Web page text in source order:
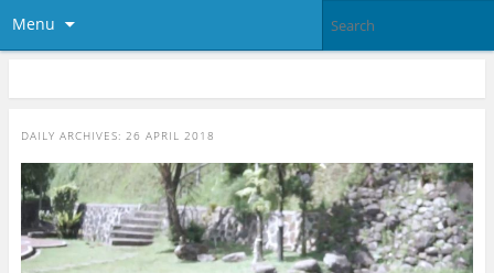
Menu
DAILY ARCHIVES: 26 APRIL 2018